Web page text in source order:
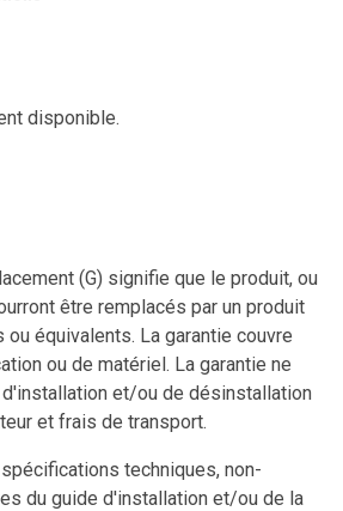
disponible.
(G) signifie que le produit, ou
être remplacés par un produit
équivalents. La garantie couvre
ou de matériel. La garantie ne
et/ou de désinstallation
et frais de transport.
techniques, non-
du guide d'installation et/ou de la